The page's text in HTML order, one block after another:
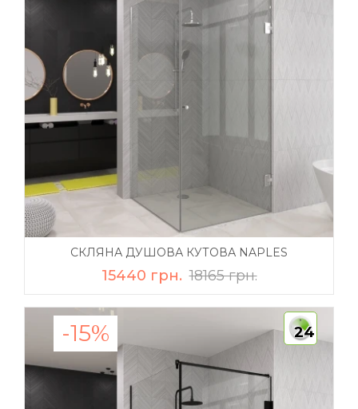
СКЛЯНА ДУШОВА КУТОВА NAPLES
15440 грн. 18165 грн.
-15% 24